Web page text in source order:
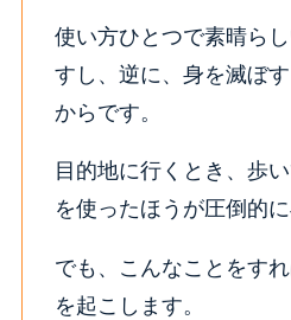
使い方ひとつで素晴ら
すし、逆に、身を滅ぼ
からです。
目的地に行くとき、歩
を使ったほうが圧倒的
でも、こんなことをす
を起こします。